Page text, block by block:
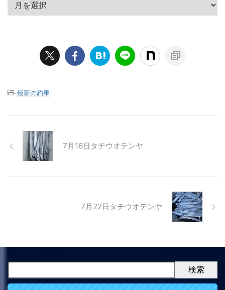
-最新の釣果
7月16日タチウオテンヤ
7月22日タチウオテンヤ
検索